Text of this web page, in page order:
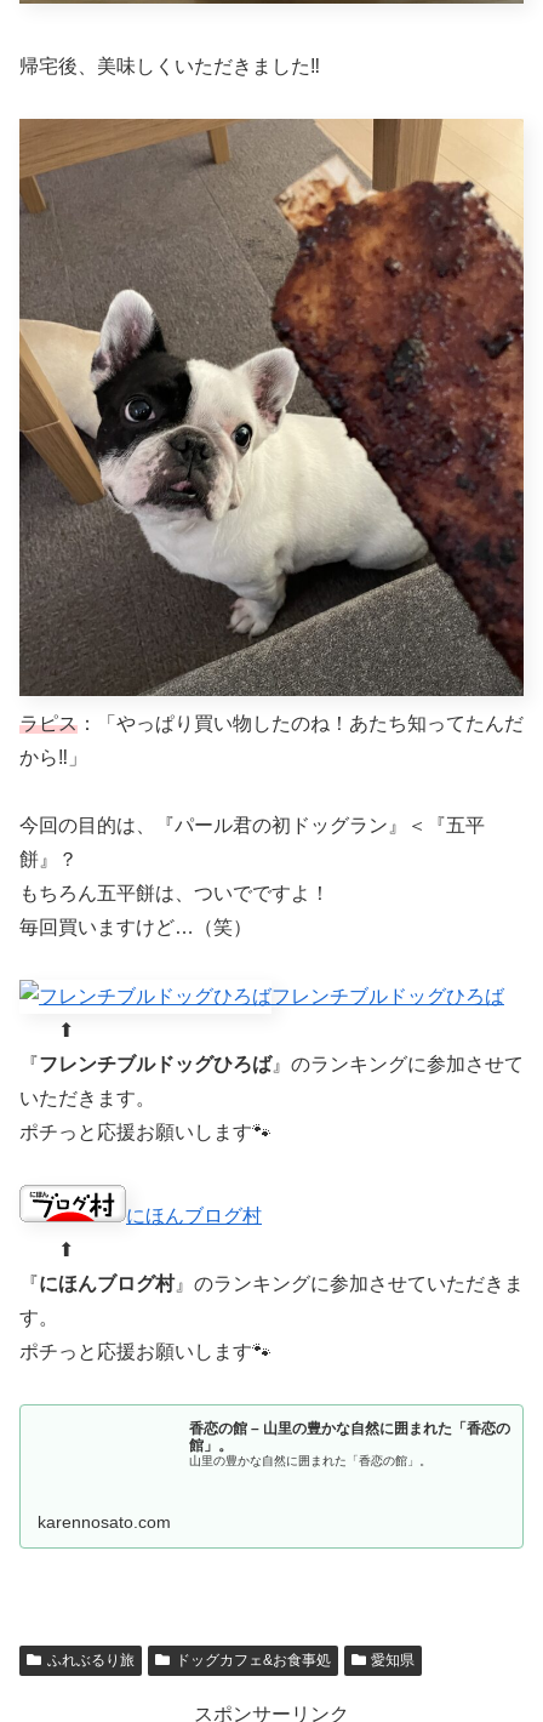
帰宅後、美味しくいただきました‼︎
ラピス ：「やっぱり買い物したのね！あたち知ってたんだ
から‼︎」
今回の目的は、『パール君の初ドッグラン』＜『五平
餅』？
もちろん五平餅は、ついでですよ！
毎回買いますけど…（笑）
フレンチブルドッグひろば
⬆︎
『フレンチブルドッグひろば』のランキングに参加させて
いただきます。
ポチっと応援お願いします🐾
にほんブログ村
⬆︎
『にほんブログ村』のランキングに参加させていただきま
す。
ポチっと応援お願いします🐾
香恋の館 – 山里の豊かな自然に囲まれた「香恋の
館」。
山里の豊かな自然に囲まれた「香恋の館」。
karennosato.com
ふれぶるり旅 ドッグカフェ&お食事処 愛知県
スポンサーリンク